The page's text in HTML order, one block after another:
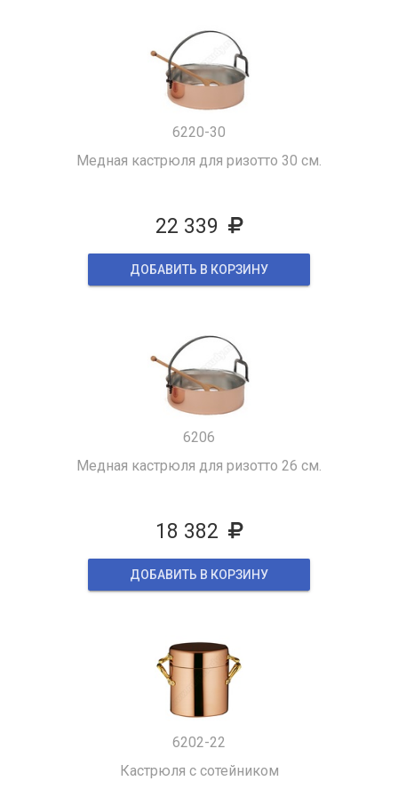
6220-30
Медная кастрюля для ризотто 30 см.
22 339
ДОБАВИТЬ В КОРЗИНУ
6206
Медная кастрюля для ризотто 26 см.
18 382
ДОБАВИТЬ В КОРЗИНУ
6202-22
Кастрюля с сотейником